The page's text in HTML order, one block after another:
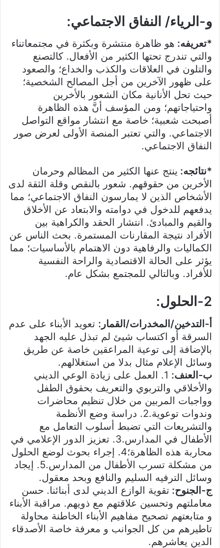
و-الرياء/ النفاق الاجتماعي:
*تعريفه: هو ظاهرة منتشرة وبكثرة في مجتمعاتناء
والتي تندرج تحتها الكثير من الأفعال. كالتصنع
والتلون في العلاقات والكذب والخداع؛ والصعود
على ظهور الآخرين من أجل المصالح الشخصية؛
حيث تحل الأنانية مكان الشعور بالأخرين
واحتياجاتهم؛ ومن المؤسف أنَّ هذه الظاهرة
أصبحت شعبية؛ خاصة مع انتشار مواقع التواصل
الاجتماعي. والتي تعتبر المنصة الأولى لعرض صور
النفاق الاجتماعي.
*نتائجه: ينتج عنها الكثير من المظالم وحرمان
الأخرين من حقوقهم. شعور بالنقص وقلة الثقة لدى
الأشخاص الذين لا يمارسون النفاق الاجتماعي؛ مما
يدفعهم للدخول في دوامته والابتعاد عن الأخلاق
والقيم والمبادئ. انتشار الحقد والكراهية بين
الأفراد نتيجة المقارنات المستمرة. بحث الناس عن
الكماليات والرفاهية دون الاهتمام بالأساسيات؛ مما
يؤثر على الحالة الاقتصادية والراحة النفسية
للأفراد. وبالتالي للمجتمع بشكل عام.
2-الحلول:
أ-التدخين/المخدرات/القمار: تعويد الأبناء على عدم
السرقة أو اكتساب شيئ لم تبذل عليه الجهد
بالإضافة إلى توعية المراعقين خاصة عن طريق
وسائل الإعلام مثال بدلا من استغلالهم.
ب-العنف:
1. العمل على زيادة الوعي الديني
والأخلاقي والتربوي والتعريف بحقوق الطفل
وواجبات المربين من خلال تنظيم محاضرات
وندوات توعوية.2. دراسة وضع الأنظمة
والتشريعات التي تضبط أسلوب التعامل مع
الأطفال في المدارس.3. تعزيز الدور الإعلامي في
محاربة هذه الظاهرة؛4. إجراء بحوث لوضع الحلول
من مشكلة تسرب الأطفال من المدارس.5. إيجاد
وسائل الترفيه السليم والنافع وبحد معقول.
ج-الجنوح: تقوية الوازع الديني لدى أبنائنا. حسن
معاملتهم وتحسين علاقتهم مع ذويهم. مراقبة الأبناء
و متابعتهم تصحيح مفاهيم الأبناء الخاطنة محاولة
تاطيرهم من كل الجوانب و معرفة خاصة الأصدقاء
الدين يعاشرهم.